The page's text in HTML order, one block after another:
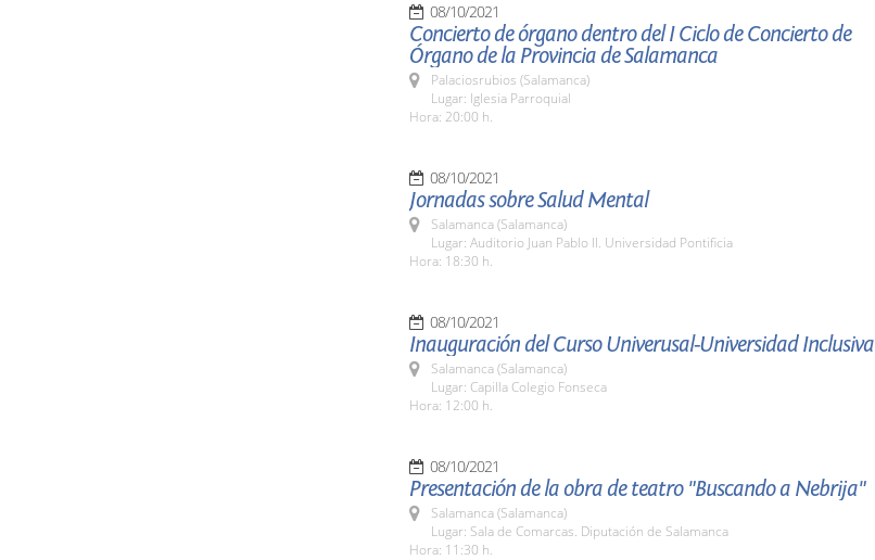
08/10/2021
Concierto de órgano dentro del I Ciclo de Concierto de
Órgano de la Provincia de Salamanca
Palaciosrubios (Salamanca)
Lugar: Iglesia Parroquial
Hora: 20:00 h.
08/10/2021
Jornadas sobre Salud Mental
Salamanca (Salamanca)
Lugar: Auditorio Juan Pablo II. Universidad Pontificia
Hora: 18:30 h.
08/10/2021
Inauguración del Curso Univerusal-Universidad Inclusiva
Salamanca (Salamanca)
Lugar: Capilla Colegio Fonseca
Hora: 12:00 h.
08/10/2021
Presentación de la obra de teatro "Buscando a Nebrija"
Salamanca (Salamanca)
Lugar: Sala de Comarcas. Diputación de Salamanca
Hora: 11:30 h.